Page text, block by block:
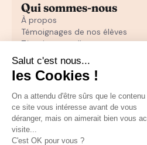
Qui sommes-nous
À propos
Témoignages de nos élèves
Témoignages d'entrepreneurs
Découvrir
Notre initiation au closing offerte
Notre formation en closing
Toutes nos ressources pour les
Recruter un sales